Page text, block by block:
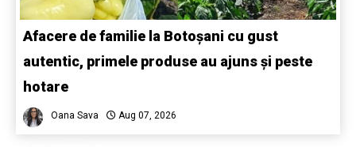
Afacere de familie la Botoșani cu gust
autentic, primele produse au ajuns și peste
hotare
Oana Sava Aug 07, 2026